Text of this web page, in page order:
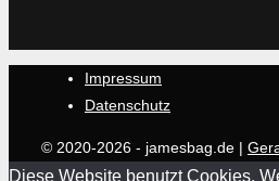
Impressum
Datenschutz
© 2020-2026 - jamesbag.de |
Diese Website benutzt Cookies.